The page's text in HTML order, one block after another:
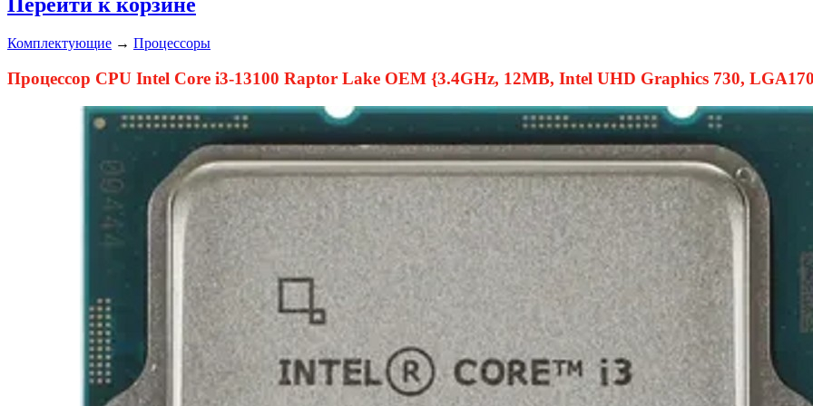
Комплектующие → Процессоры
Процессор CPU Intel Core i3-13100 Raptor Lake OEM {3.4GHz, 12MB, Intel UHD Graphics 730,